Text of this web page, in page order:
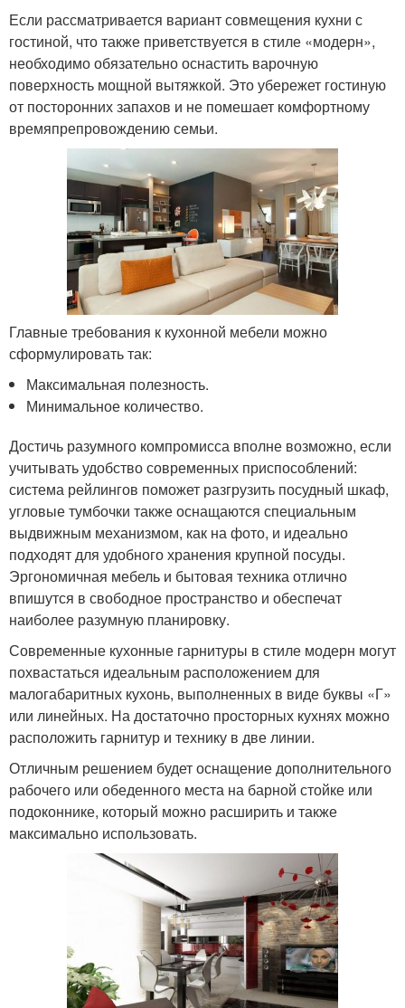
Если рассматривается вариант совмещения кухни с
гостиной, что также приветствуется в стиле «модерн»,
необходимо обязательно оснастить варочную
поверхность мощной вытяжкой. Это убережет гостиную
от посторонних запахов и не помешает комфортному
времяпрепровождению семьи.
Главные требования к кухонной мебели можно
сформулировать так:
Максимальная полезность.
Минимальное количество.
Достичь разумного компромисса вполне возможно, если
учитывать удобство современных приспособлений:
система рейлингов поможет разгрузить посудный шкаф,
угловые тумбочки также оснащаются специальным
выдвижным механизмом, как на фото, и идеально
подходят для удобного хранения крупной посуды.
Эргономичная мебель и бытовая техника отлично
впишутся в свободное пространство и обеспечат
наиболее разумную планировку.
Современные кухонные гарнитуры в стиле модерн могут
похвастаться идеальным расположением для
малогабаритных кухонь, выполненных в виде буквы «Г»
или линейных. На достаточно просторных кухнях можно
расположить гарнитур и технику в две линии.
Отличным решением будет оснащение дополнительного
рабочего или обеденного места на барной стойке или
подоконнике, который можно расширить и также
максимально использовать.